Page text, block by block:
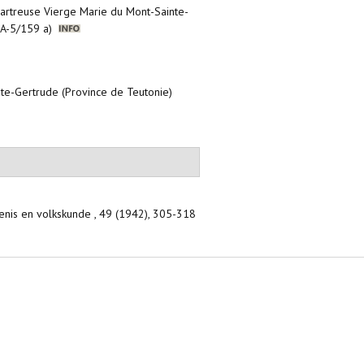
Vierge Marie du Mont-Sainte-
5/159 a)
Gertrude (Province de Teutonie)
en volkskunde , 49 (1942), 305-318